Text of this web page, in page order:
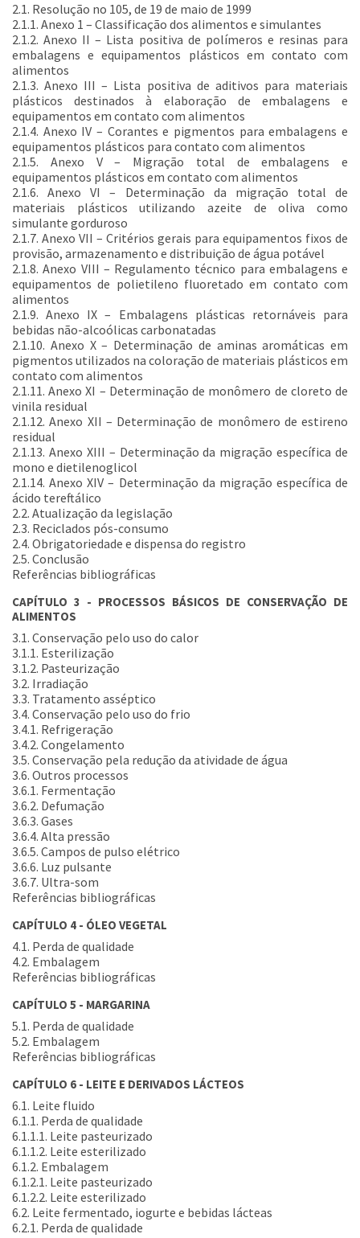
2.1. Resolução no 105, de 19 de maio de 1999
2.1.1. Anexo 1 – Classificação dos alimentos e simulantes
2.1.2. Anexo II – Lista positiva de polímeros e resinas para
embalagens e equipamentos plásticos em contato com
alimentos
2.1.3. Anexo III – Lista positiva de aditivos para materiais
plásticos destinados à elaboração de embalagens e
equipamentos em contato com alimentos
2.1.4. Anexo IV – Corantes e pigmentos para embalagens e
equipamentos plásticos para contato com alimentos
2.1.5. Anexo V – Migração total de embalagens e
equipamentos plásticos em contato com alimentos
2.1.6. Anexo VI – Determinação da migração total de
materiais plásticos utilizando azeite de oliva como
simulante gorduroso
2.1.7. Anexo VII – Critérios gerais para equipamentos fixos de
provisão, armazenamento e distribuição de água potável
2.1.8. Anexo VIII – Regulamento técnico para embalagens e
equipamentos de polietileno fluoretado em contato com
alimentos
2.1.9. Anexo IX – Embalagens plásticas retornáveis para
bebidas não-alcoólicas carbonatadas
2.1.10. Anexo X – Determinação de aminas aromáticas em
pigmentos utilizados na coloração de materiais plásticos em
contato com alimentos
2.1.11. Anexo XI – Determinação de monômero de cloreto de
vinila residual
2.1.12. Anexo XII – Determinação de monômero de estireno
residual
2.1.13. Anexo XIII – Determinação da migração específica de
mono e dietilenoglicol
2.1.14. Anexo XIV – Determinação da migração específica de
ácido tereftálico
2.2. Atualização da legislação
2.3. Reciclados pós-consumo
2.4. Obrigatoriedade e dispensa do registro
2.5. Conclusão
Referências bibliográficas
CAPÍTULO 3 - PROCESSOS BÁSICOS DE CONSERVAÇÃO DE
ALIMENTOS
3.1. Conservação pelo uso do calor
3.1.1. Esterilização
3.1.2. Pasteurização
3.2. Irradiação
3.3. Tratamento asséptico
3.4. Conservação pelo uso do frio
3.4.1. Refrigeração
3.4.2. Congelamento
3.5. Conservação pela redução da atividade de água
3.6. Outros processos
3.6.1. Fermentação
3.6.2. Defumação
3.6.3. Gases
3.6.4. Alta pressão
3.6.5. Campos de pulso elétrico
3.6.6. Luz pulsante
3.6.7. Ultra-som
Referências bibliográficas
CAPÍTULO 4 - ÓLEO VEGETAL
4.1. Perda de qualidade
4.2. Embalagem
Referências bibliográficas
CAPÍTULO 5 - MARGARINA
5.1. Perda de qualidade
5.2. Embalagem
Referências bibliográficas
CAPÍTULO 6 - LEITE E DERIVADOS LÁCTEOS
6.1. Leite fluido
6.1.1. Perda de qualidade
6.1.1.1. Leite pasteurizado
6.1.1.2. Leite esterilizado
6.1.2. Embalagem
6.1.2.1. Leite pasteurizado
6.1.2.2. Leite esterilizado
6.2. Leite fermentado, iogurte e bebidas lácteas
6.2.1. Perda de qualidade